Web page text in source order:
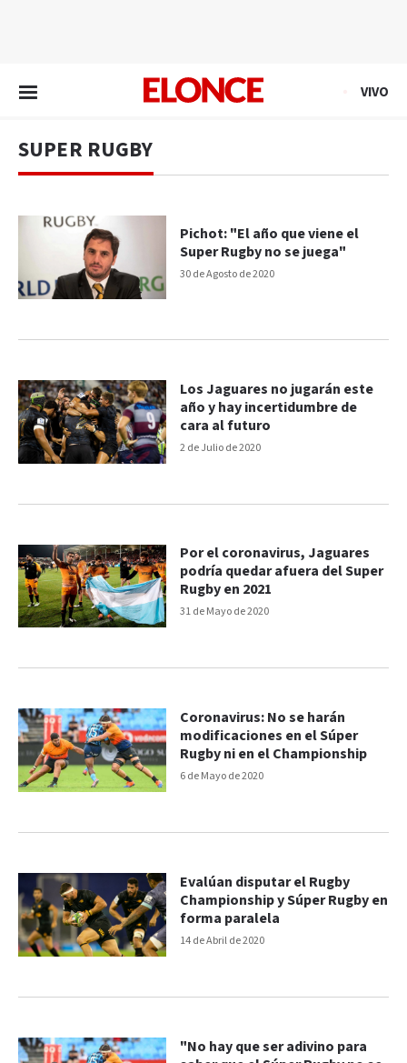
VIVO
SUPER RUGBY
30 de Agosto de 2020
Pichot: "El año que viene el
Super Rugby no se juega"
2 de Julio de 2020
Los Jaguares no jugarán este
año y hay incertidumbre de
cara al futuro
31 de Mayo de 2020
Por el coronavirus, Jaguares
podría quedar afuera del Super
Rugby en 2021
6 de Mayo de 2020
Coronavirus: No se harán
modificaciones en el Súper
Rugby ni en el Championship
14 de Abril de 2020
Evalúan disputar el Rugby
Championship y Súper Rugby en
forma paralela
"No hay que ser adivino para